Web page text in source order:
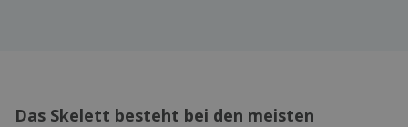
Das Skelett besteht bei den meisten